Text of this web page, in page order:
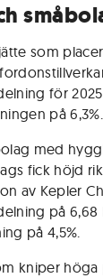
som
för
på 6,3%.
med
fick höjd
av Kepler
på 6,68
på 4,5%.
kniper höga